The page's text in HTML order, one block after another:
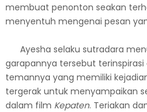
membuat penonton seakan
menyentuh mengenai pesan
Ayesha selaku sutradara
garapannya tersebut terinspirasi
temannya yang memiliki
tergerak untuk menyampaikan
dalam film Kepaten. Teriakan